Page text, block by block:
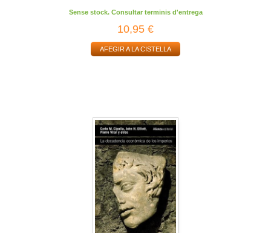
Sense stock. Consultar terminis d'entrega
10,95 €
AFEGIR A LA CISTELLA